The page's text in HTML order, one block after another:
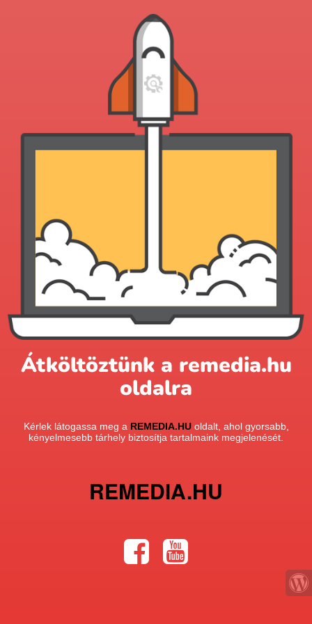
Átköltöztünk a remedia.hu
oldalra
Kérlek látogassa meg a REMEDIA.HUoldalt, ahol gyorsabb,
kényelmesebb tárhely biztosítja tartalmaink megjelenését.
REMEDIA.HU